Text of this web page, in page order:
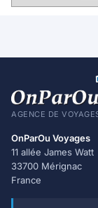
AGENCE DE
OnParOu Voyages
11 allée James Watt
33700 Mérignac
France